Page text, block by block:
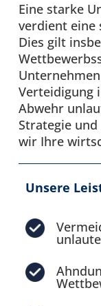
Eine starke
verdient eine
Dies gilt
Verteidigung
Abwehr
Strategie
wir Ihre
Unsere